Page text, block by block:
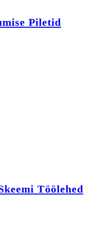
Piletid
Töölehed